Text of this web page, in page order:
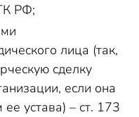
РФ;
лица (так,
сделку
если она
ее устава) – ст. 173